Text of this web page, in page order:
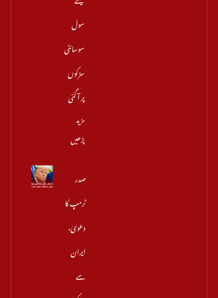
سول
سوسائٹی
سڑکوں
پر آ گئی
مزید
پڑھیں
صدر
ٹرمپ کا
دعویٰ،
ایران
سے